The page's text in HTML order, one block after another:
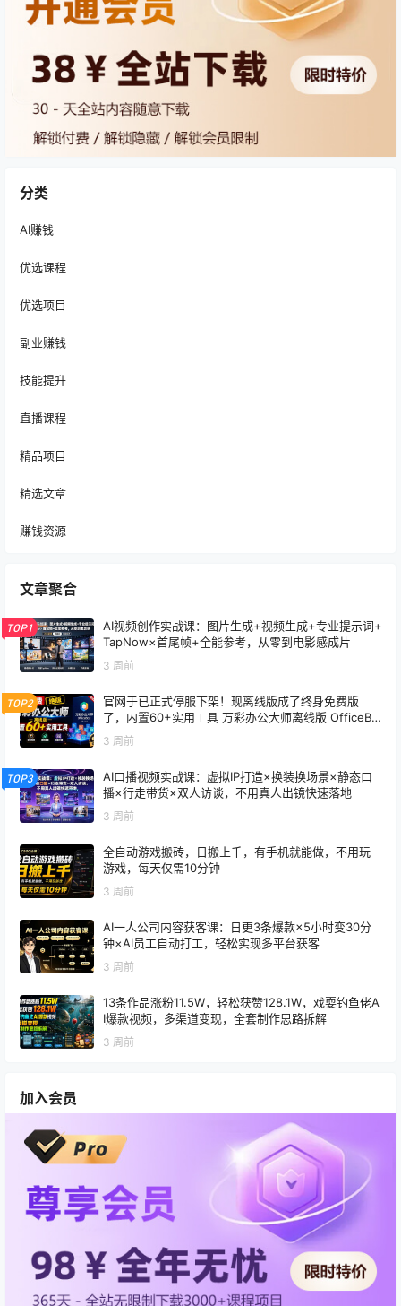
分类
AI赚钱
优选课程
优选项目
副业赚钱
技能提升
直播课程
精品项目
精选文章
赚钱资源
文章聚合
TOP1
AI视频创作实战课：图片生成+视频生成+专业提示词+
TapNow×首尾帧+全能参考，从零到电影感成片
3 周前
TOP2
官网于已正式停服下架！现离线版成了终身免费版
了，内置60+实用工具 万彩办公大师离线版 OfficeBo
x
3 周前
TOP3
AI口播视频实战课：虚拟IP打造×换装换场景×静态口
播×行走带货×双人访谈，不用真人出镜快速落地
3 周前
全自动游戏搬砖，日搬上千，有手机就能做，不用玩
游戏，每天仅需10分钟
3 周前
AI一人公司内容获客课：日更3条爆款×5小时变30分
钟×AI员工自动打工，轻松实现多平台获客
3 周前
13条作品涨粉11.5W，轻松获赞128.1W，戏耍钓鱼佬A
I爆款视频，多渠道变现，全套制作思路拆解
3 周前
加入会员